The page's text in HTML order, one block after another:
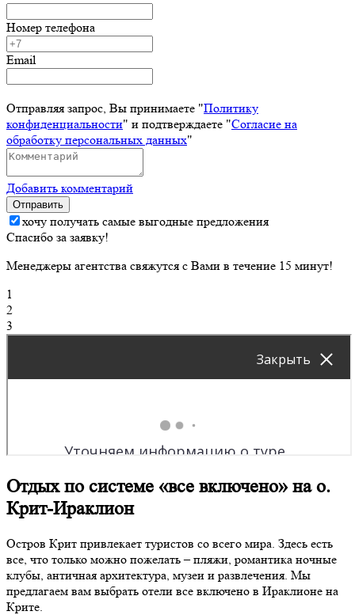
Номер телефона
Email
Отправляя запрос, Вы принимаете "Политику
конфиденциальности" и подтверждаете "Согласие на
обработку персональных данных"
Добавить комментарий
Отправить
хочу получать самые выгодные предложения
Спасибо за заявку!
Менеджеры агентства свяжутся с Вами в течение 15 минут!
1
2
3
Отдых по системе «все включено» на о.
Крит-Ираклион
Остров Крит привлекает туристов со всего мира. Здесь есть
все, что только можно пожелать – пляжи, романтика ночные
клубы, античная архитектура, музеи и развлечения. Мы
предлагаем вам выбрать отели все включено в Ираклионе на
Крите.